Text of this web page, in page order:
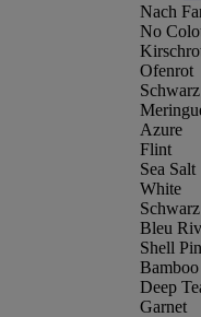
Nach
No
Ofenrot
Azure
Flint
Sea Salt
White
Bleu
Shell
Deep
Garnet